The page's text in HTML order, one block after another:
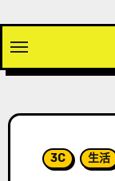
content
3C 生活